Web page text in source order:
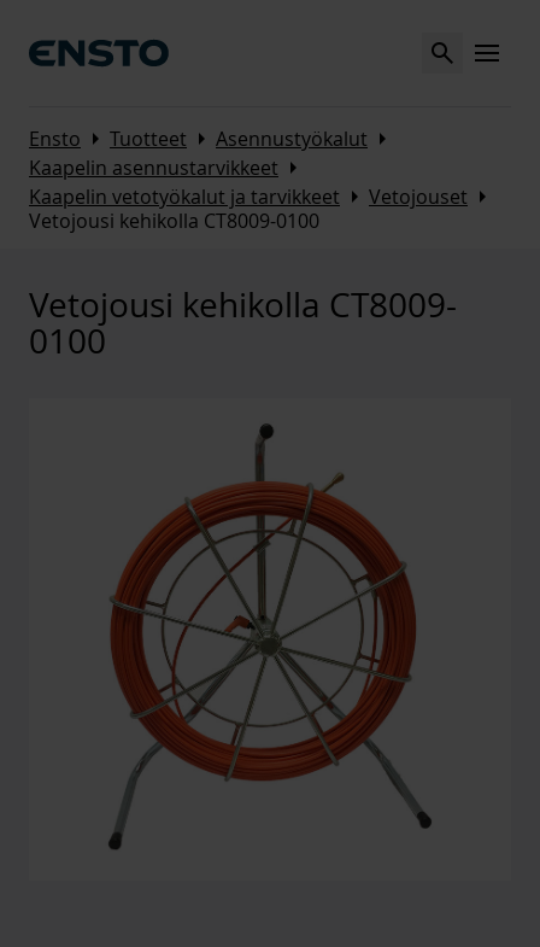
Search MENU
Ensto Arrow_right Tuotteet Arrow_right Asennustyökalut Arrow_right
Kaapelin asennustarvikkeet Arrow_right
Kaapelin vetotyökalut ja tarvikkeet Arrow_right Vetojouset Arrow_right
Vetojousi kehikolla CT8009-0100
Vetojousi kehikolla CT8009-
0100